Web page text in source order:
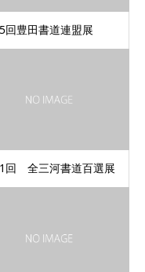
回豊田書道連盟展
回 全三河書道百選展